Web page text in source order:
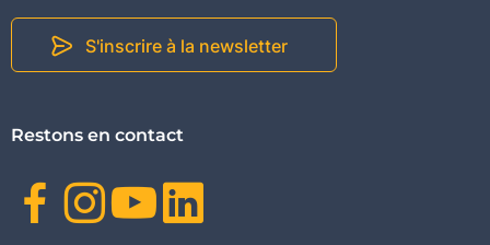
S'inscrire à la newsletter
Restons en contact
Facebook
Instagram
Youtube